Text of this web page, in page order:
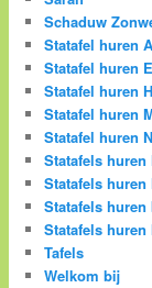
Schaduw
Statafel huren
Statafel huren
Statafel huren
Statafel huren
Statafel huren
Statafels huren
Statafels huren
Statafels
Statafels huren
Tafels
Welkom bij